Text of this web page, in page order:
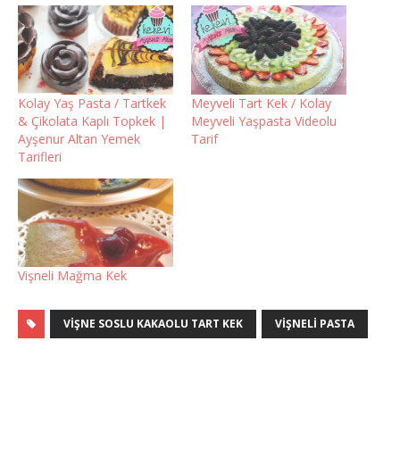
Kolay Yaş Pasta / Tartkek
& Çikolata Kaplı Topkek |
Ayşenur Altan Yemek
Tarifleri
Meyveli Tart Kek / Kolay
Meyveli Yaşpasta Videolu
Tarif
Vişneli Mağma Kek
VIŞNE SOSLU KAKAOLU TART KEK VIŞNELI PASTA